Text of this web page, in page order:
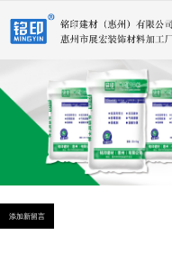
添加新留言